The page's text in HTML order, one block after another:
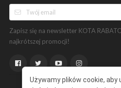
Zapisz się na newsletter KOTA
najkrótszej promocji!
Używamy plików cookie, aby